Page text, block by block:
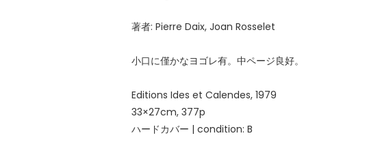
著者: Pierre Daix, Joan Rosselet
小口に僅かなヨゴレ有。中ページ良好。
Editions Ides et Calendes, 1979
33×27cm, 377p
ハードカバー | condition: B